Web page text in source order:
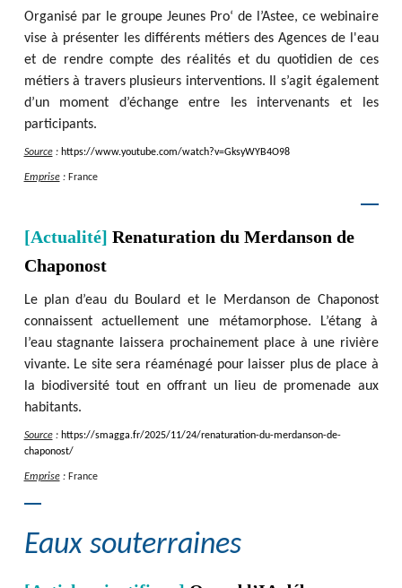
Organisé par le groupe Jeunes Pro‘ de l’Astee, ce webinaire
vise à présenter les différents métiers des Agences de l'eau
et de rendre compte des réalités et du quotidien de ces
métiers à travers plusieurs interventions. Il s’agit également
d’un moment d’échange entre les intervenants et les
participants.
Source: https://www.youtube.com/watch?v=GksyWYB4O98
Emprise: France
[Actualité] Renaturation du Merdanson de
Chaponost
Le plan d’eau du Boulard et le Merdanson de Chaponost
connaissent actuellement une métamorphose. L’étang à
l’eau stagnante laissera prochainement place à une rivière
vivante. Le site sera réaménagé pour laisser plus de place à
la biodiversité tout en offrant un lieu de promenade aux
habitants.
Source: https://smagga.fr/2025/11/24/renaturation-du-merdanson-de-
chaponost/
Emprise: France
Eaux souterraines